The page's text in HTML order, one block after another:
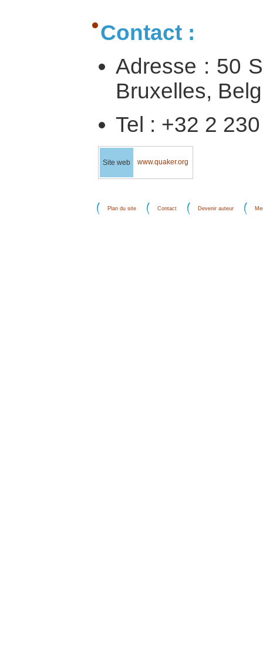
Contact :
Adresse : 50
Bruxelles,
Tel : +32 2
Site web www.quaker.org
Plan du site Contact Devenir auteur